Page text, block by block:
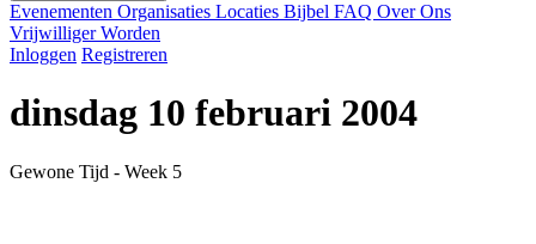
Evenementen Organisaties Locaties Bijbel FAQ Over Ons
Vrijwilliger Worden
Inloggen Registreren
dinsdag 10 februari 2004
Gewone Tijd - Week 5